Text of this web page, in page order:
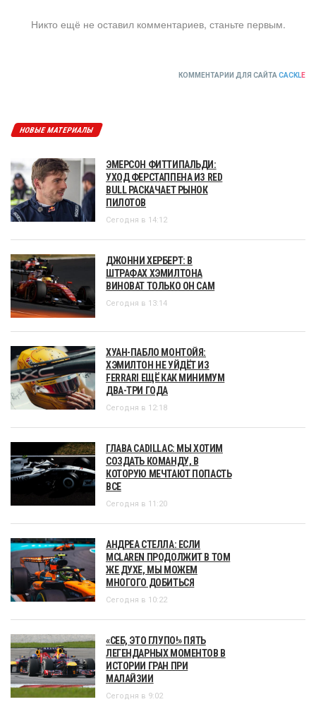
Никто ещё не оставил комментариев, станьте первым.
КОММЕНТАРИИ ДЛЯ САЙТА CACKLE
НОВЫЕ МАТЕРИАЛЫ
ЭМЕРСОН ФИТТИПАЛЬДИ:
УХОД ФЕРСТАППЕНА ИЗ RED
BULL РАСКАЧАЕТ РЫНОК
ПИЛОТОВ
Сегодня в 14:12
ДЖОННИ ХЕРБЕРТ: В
ШТРАФАХ ХЭМИЛТОНА
ВИНОВАТ ТОЛЬКО ОН САМ
Сегодня в 13:14
ХУАН-ПАБЛО МОНТОЙЯ:
ХЭМИЛТОН НЕ УЙДЁТ ИЗ
FERRARI ЕЩЁ КАК МИНИМУМ
ДВА-ТРИ ГОДА
Сегодня в 12:18
ГЛАВА CADILLAC: МЫ ХОТИМ
СОЗДАТЬ КОМАНДУ, В
КОТОРУЮ МЕЧТАЮТ ПОПАСТЬ
ВСЕ
Сегодня в 11:20
АНДРЕА СТЕЛЛА: ЕСЛИ
MCLAREN ПРОДОЛЖИТ В ТОМ
ЖЕ ДУХЕ, МЫ МОЖЕМ
МНОГОГО ДОБИТЬСЯ
Сегодня в 10:22
«СЕБ, ЭТО ГЛУПО!» ПЯТЬ
ЛЕГЕНДАРНЫХ МОМЕНТОВ В
ИСТОРИИ ГРАН ПРИ
МАЛАЙЗИИ
Сегодня в 9:02